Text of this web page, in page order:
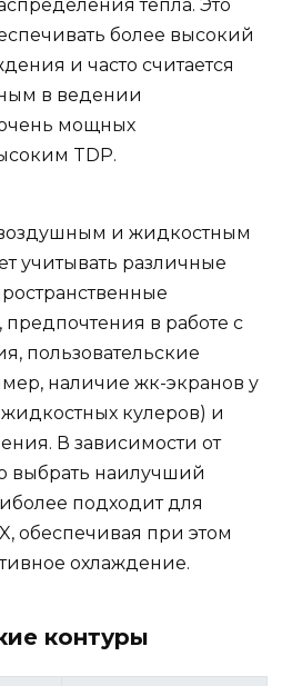
тепла. Это
более высокий
и часто считается
в ведении
мощных
TDP.
и жидкостным
учитывать различные
предпочтения в работе с
пользовательские
наличие жк-экранов у
кулеров) и
В зависимости от
выбрать наилучший
подходит для
обеспечивая при этом
охлаждение.
контуры